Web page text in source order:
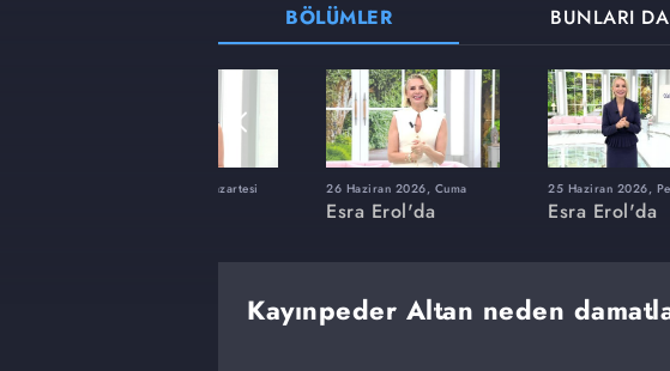
BÖLÜMLER BUNLARI
8 Haziran 2026, Pazartesi 26 Haziran 2026, Cuma
Esra Erol'da
25 Haziran 2026,
Esra Erol'da
Kayınpeder Altan neden